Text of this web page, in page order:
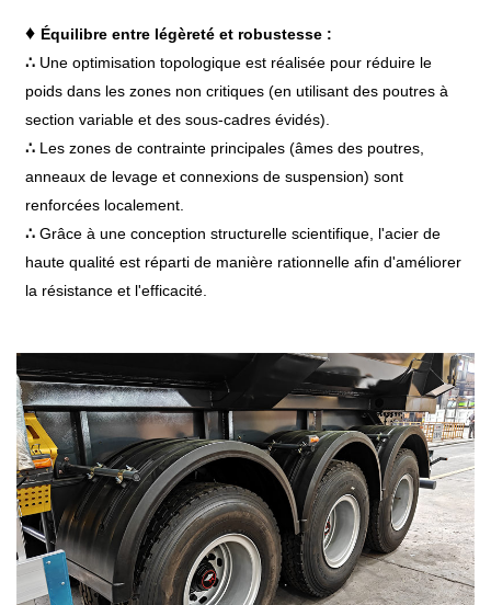
♦ Équilibre entre légèreté et robustesse :
∴ Une optimisation topologique est réalisée pour réduire le
poids dans les zones non critiques (en utilisant des poutres à
section variable et des sous-cadres évidés).
∴ Les zones de contrainte principales (âmes des poutres,
anneaux de levage et connexions de suspension) sont
renforcées localement.
∴Grâce à une conception structurelle scientifique, l'acier de
haute qualité est réparti de manière rationnelle afin d'améliorer
la résistance et l'efficacité.